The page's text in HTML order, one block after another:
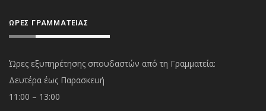
ΏΡΕΣ ΓΡΑΜΜΑΤΕΊΑΣ
Ώρες εξυπηρέτησης σπουδαστών από τη Γραμματεία:
Δευτέρα έως Παρασκευή
11:00 – 13:00